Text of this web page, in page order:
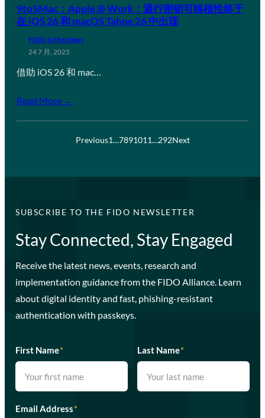
9to5Mac：Apple @ Work：通行密钥可移植性终于
在 iOS 26 和 macOS Tahoe 26 中出现
FIDO in the News
24 7 月, 2025
借助 iOS 26 和 mac…
Read More →
Previous1…7891011…292Next
SUBSCRIBE TO THE FIDO NEWSLETTER
Stay Connected, Stay Engaged
Receive the latest news, events, research and
implementation guidance from the FIDO Alliance. Learn
about digital identity and fast, phishing-resistant
authentication with passkeys.
First Name* Last Name*
Email Address*